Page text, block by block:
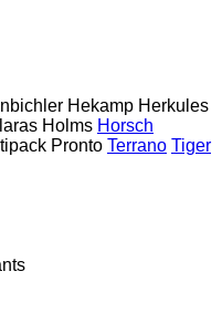
Hekamp Herkules
Holms Horsch
Pronto Terrano Tiger